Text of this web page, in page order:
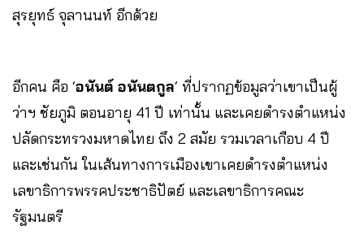
สุรยุทธ์ จุลานนท์ อีกด้วย
อีกคน คือ ‘อนันต์ อนันตกูล‘ ที่ปรากฏข้อมูลว่าเขาเป็นผู้
ว่าฯ ชัยภูมิ ตอนอายุ 41 ปี เท่านั้น และเคยดำรงตำแหน่ง
ปลัดกระทรวงมหาดไทย ถึง 2 สมัย รวมเวลาเกือบ 4 ปี
และเช่นกัน ในเส้นทางการเมืองเขาเคยดำรงตำแหน่ง
เลขาธิการพรรคประชาธิปัตย์ และเลขาธิการคณะ
รัฐมนตรี